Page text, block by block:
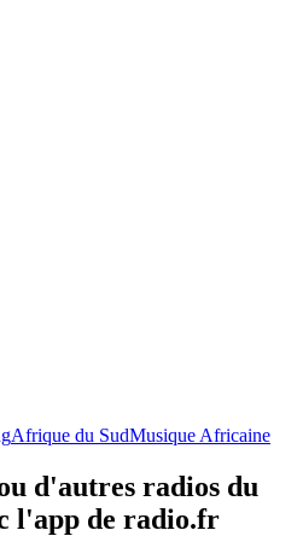
Afrique du SudMusique Africaine
d'autres radios du
l'app de radio.fr